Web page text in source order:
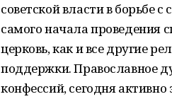
советской власти в борьбе
самого начала проведения
церковь, как и все другие
поддержки. Православное
конфессий, сегодня